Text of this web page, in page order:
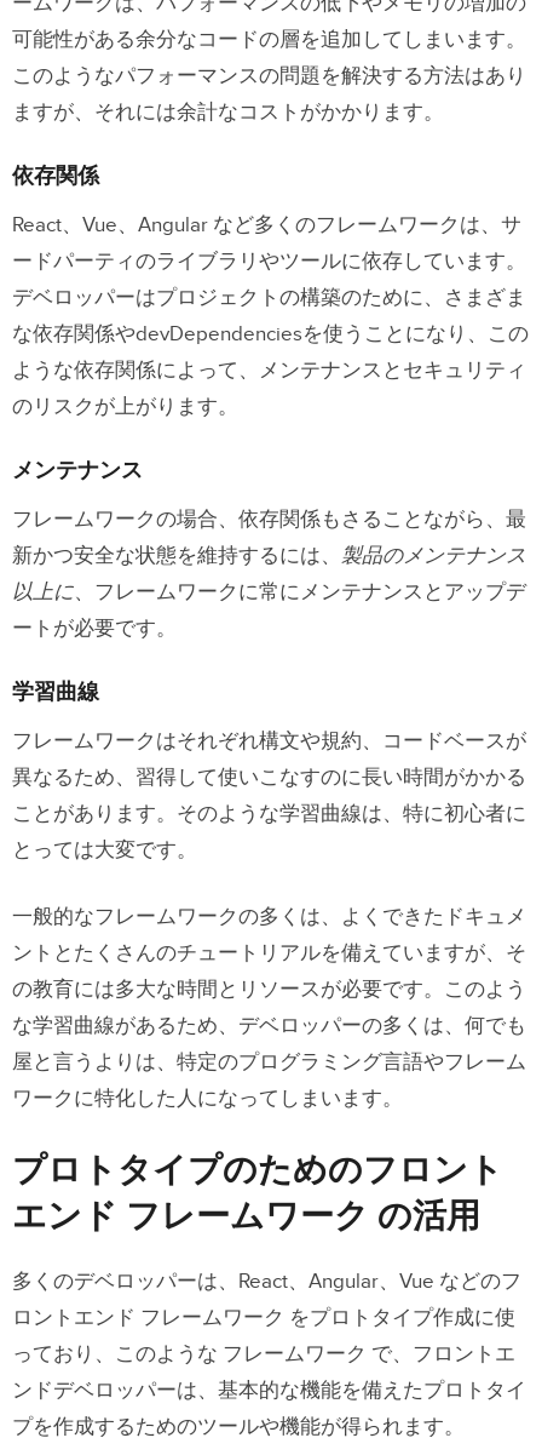
可能性がある余分なコードの層を追加してしまいます。
このようなパフォーマンスの問題を解決する方法はあり
ますが、それには余計なコストがかかります。
依存関係
React、Vue、Angular など多くのフレームワークは、サ
ードパーティのライブラリやツールに依存しています。
デベロッパーはプロジェクトの構築のために、さまざま
な依存関係やdevDependenciesを使うことになり、この
ような依存関係によって、メンテナンスと セキュリティ
のリスク が上がります。
メンテナンス
フレームワークの場合、依存関係もさることながら、最
新かつ安全な状態を維持するには、 製品のメンテナンス
以上に、フレームワークに常にメンテナンスとアップデ
ートが必要です。
学習曲線
フレームワークはそれぞれ構文や規約、コードベースが
異なるため、習得して使いこなすのに長い時間がかかる
ことがあります。そのような学習曲線は、特に初心者に
とっては大変です。
一般的なフレームワークの多くは、よくできたドキュメ
ントとたくさんのチュートリアルを備えていますが、そ
の教育には多大な時間とリソースが必要です。このよう
な学習曲線があるため、デベロッパーの多くは、何でも
屋と言うよりは、特定のプログラミング言語やフレーム
ワークに特化した人になってしまいます。
プロトタイプのためのフロント
エンド フレームワーク の活用
多くのデベロッパーは、React、Angular、Vue などのフ
ロントエンド フレームワーク をプロトタイプ作成に使
っており、このような フレームワーク で、フロントエ
ンドデベロッパーは、基本的な機能を備えたプロトタイ
プを作成するためのツールや機能が得られます。